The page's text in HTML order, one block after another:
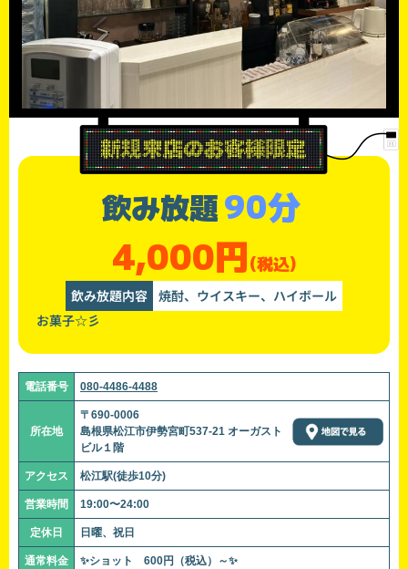
飲み放題90分
4,000円(税込)
飲み放題内容 焼酎、ウイスキー、ハイボール
お菓子☆彡
電話番号 080-4486-4488
所在地
〒690-0006
島根県松江市伊勢宮町537-21 オーガスト
ビル１階
アクセス 松江駅(徒歩10分)
営業時間 19:00〜24:00
定休日 日曜、祝日
通常料金 ✨ショット 600円（税込）～✨